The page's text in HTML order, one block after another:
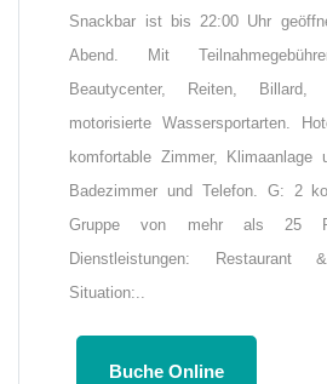
Snackbar ist bis 22:00 Uhr
Abend. Mit
Beautycenter, Reiten, Billard,
motorisierte Wassersportarten.
komfortable Zimmer, Klimaanlage
Badezimmer und Telefon. G: 2
Gruppe von mehr als 25
Dienstleistungen:
Situation:..
Buche Online